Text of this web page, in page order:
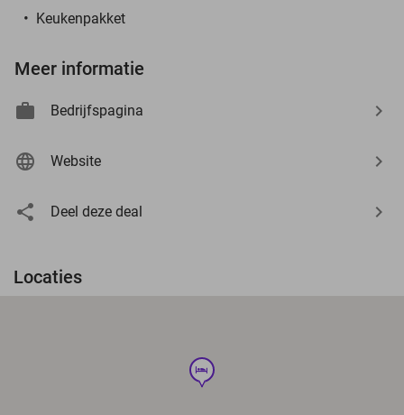
Keukenpakket
Meer informatie
Bedrijfspagina
Website
Deel deze deal
Locaties
hotel